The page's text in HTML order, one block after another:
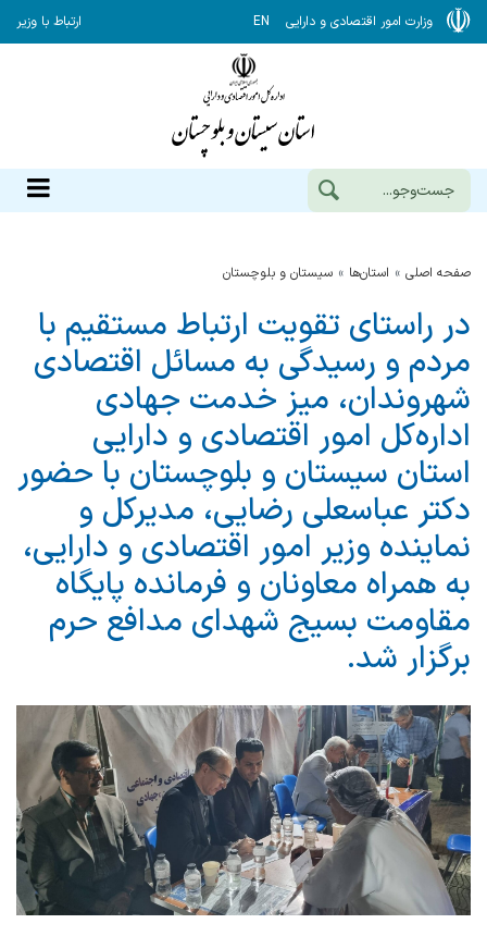
وزارت امور اقتصادی و دارایی EN ارتباط با وزیر
صفحه اصلی استان‌ها سيستان و بلوچستان
در راستای تقویت ارتباط مستقیم با
مردم و رسیدگی به مسائل اقتصادی
شهروندان، میز خدمت جهادی
اداره‌کل امور اقتصادی و دارایی
استان سیستان و بلوچستان با حضور
دکتر عباسعلی رضایی، مدیرکل و
نماینده وزیر امور اقتصادی و دارایی،
به همراه معاونان و فرمانده پایگاه
مقاومت بسیج شهدای مدافع حرم
برگزار شد.